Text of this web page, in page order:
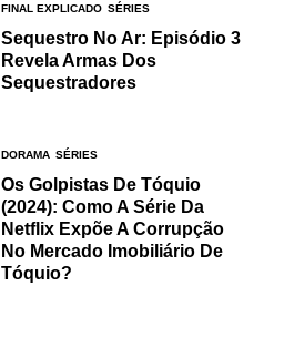
FINAL EXPLICADO SÉRIES
Sequestro No Ar: Episódio 3
Revela Armas Dos
Sequestradores
DORAMA SÉRIES
Os Golpistas De Tóquio
(2024): Como A Série Da
Netflix Expõe A Corrupção
No Mercado Imobiliário De
Tóquio?